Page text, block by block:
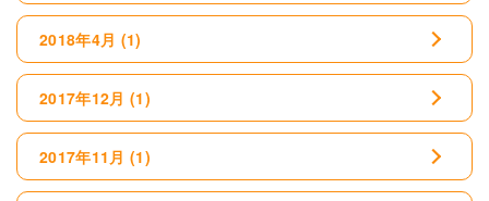
2018年4月 (1)
2017年12月 (1)
2017年11月 (1)